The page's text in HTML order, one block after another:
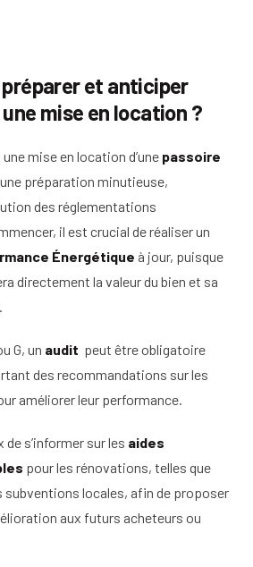
et anticiper
mise en location ?
mise en location d’une passoire
préparation minutieuse,
des réglementations
il est crucial de réaliser un
Énergétique à jour, puisque
directement la valeur du bien et sa
G, un audit peut être obligatoire
des recommandations sur les
améliorer leur performance.
s’informer sur les aides
pour les rénovations, telles que
subventions locales, afin de proposer
aux futurs acheteurs ou